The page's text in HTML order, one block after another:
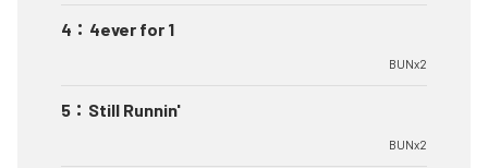
4 ： 4ever for 1
BUNx2
5 ： Still Runnin'
BUNx2